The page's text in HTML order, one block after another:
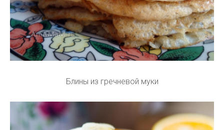
Блины из гречневой муки